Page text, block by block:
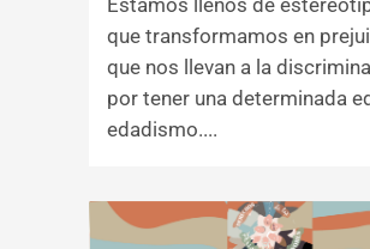
que transformamos en
que nos llevan a la
por tener una determinada
edadismo....